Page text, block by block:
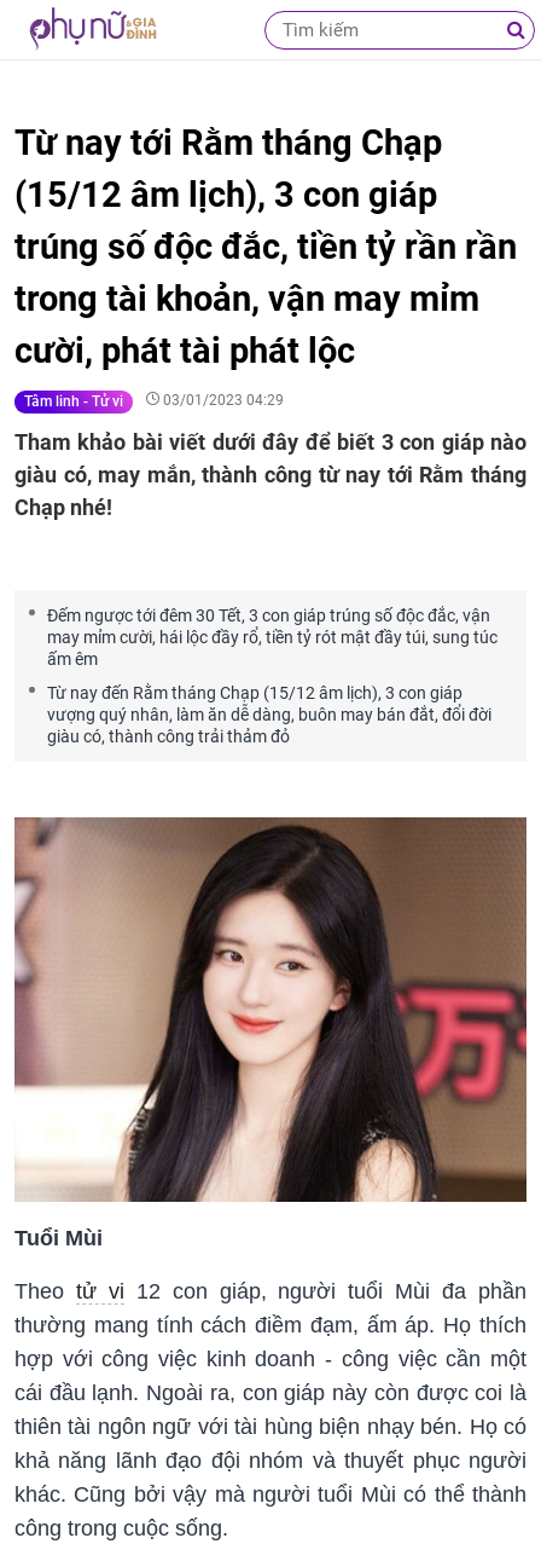
Từ nay tới Rằm tháng Chạp
(15/12 âm lịch), 3 con giáp
trúng số độc đắc, tiền tỷ rần rần
trong tài khoản, vận may mỉm
cười, phát tài phát lộc
Tâm linh - Tử vi 03/01/2023 04:29
Tham khảo bài viết dưới đây để biết 3 con giáp nào
giàu có, may mắn, thành công từ nay tới Rằm tháng
Chạp nhé!
Đếm ngược tới đêm 30 Tết, 3 con giáp trúng số độc đắc, vận
may mỉm cười, hái lộc đầy rổ, tiền tỷ rót mật đầy túi, sung túc
ấm êm
Từ nay đến Rằm tháng Chạp (15/12 âm lịch), 3 con giáp
vượng quý nhân, làm ăn dễ dàng, buôn may bán đắt, đổi đời
giàu có, thành công trải thảm đỏ
Tuổi Mùi
Theo tử vi 12 con giáp, người tuổi Mùi đa phần
thường mang tính cách điềm đạm, ấm áp. Họ thích
hợp với công việc kinh doanh - công việc cần một
cái đầu lạnh. Ngoài ra, con giáp này còn được coi là
thiên tài ngôn ngữ với tài hùng biện nhạy bén. Họ có
khả năng lãnh đạo đội nhóm và thuyết phục người
khác. Cũng bởi vậy mà người tuổi Mùi có thể thành
công trong cuộc sống.